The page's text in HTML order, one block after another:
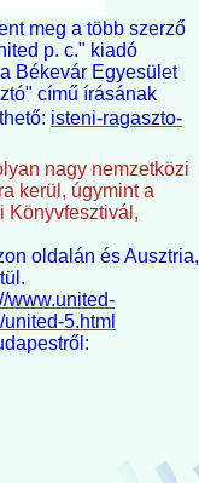
meg a több szerző
p. c." kiadó
Békevár Egyesület
című írásának
isteni-ragaszto-
nagy nemzetközi
kerül, úgymint a
Könyvfesztivál,
oldalán és Ausztria,
www.united-
5.html